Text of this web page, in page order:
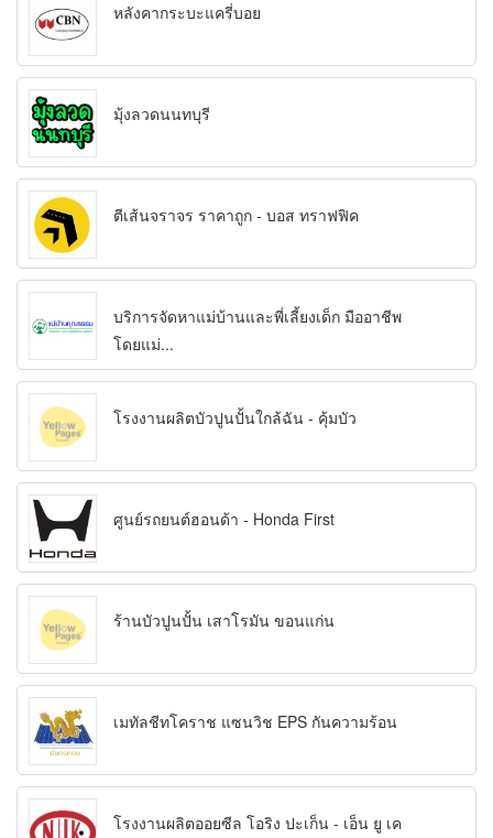
หลังคากระบะแครี่บอย
มุ้งลวดนนทบุรี
ตีเส้นจราจร ราคาถูก - บอส ทราฟฟิค
บริการจัดหาแม่บ้านและพี่เลี้ยงเด็ก มืออาชีพ
โดยแม่...
โรงงานผลิตบัวปูนปั้นใกล้ฉัน - คุ้มบัว
ศูนย์รถยนต์ฮอนด้า - Honda First
ร้านบัวปูนปั้น เสาโรมัน ขอนแก่น
เมทัลชีทโคราช แซนวิช EPS กันความร้อน
โรงงานผลิตออยซีล โอริง ปะเก็น - เอ็น ยู เค